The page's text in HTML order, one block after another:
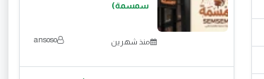
سمسمة)
منذ شهرين ansoso